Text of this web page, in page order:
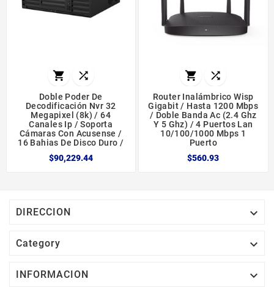
 
Doble Poder De
Decodificación Nvr 32
Megapixel (8k) / 64
Canales Ip / Soporta
Cámaras Con Acusense /
16 Bahias De Disco Duro /
$90,229.44
 
Router Inalámbrico Wisp
Gigabit / Hasta 1200 Mbps
/ Doble Banda Ac (2.4 Ghz
Y 5 Ghz) / 4 Puertos Lan
10/100/1000 Mbps 1
Puerto
$560.93
DIRECCION 
Category 
INFORMACION 